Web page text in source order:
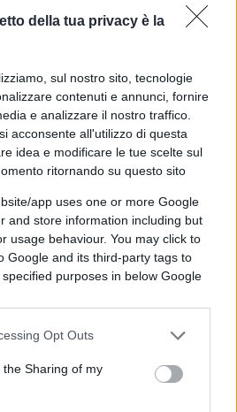
della tua privacy è la
sul nostro sito, tecnologie
contenuti e annunci, fornire
e analizzare il nostro traffico.
acconsente all'utilizzo di questa
idea e modificare le tue scelte sul
ritornando su questo sito
app uses one or more Google
and store information including but
usage behaviour. You may click to
Google and its third-party tags to
purposes in below Google
Opt Outs
Sharing of my
destra, nel caso non ve ne foste
fare voi. Ma per paura di
ogni volta che accade un
a varare leggi urgenti? Manganello!!!
VIsualizza le risposte
quali contatti ha e se ha complici.
processi, appelli, cotrtappelli…